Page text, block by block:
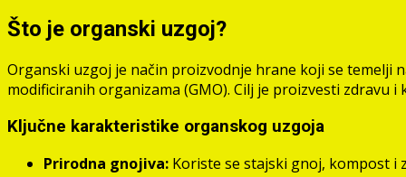
Što je organski uzgoj?
Organski uzgoj je način proizvodnje hrane koji se
modificiranih organizama (GMO). Cilj je proizvesti zdravu
Ključne karakteristike organskog uzgoja
Prirodna gnojiva: Koriste se stajski gnoj, kompost i